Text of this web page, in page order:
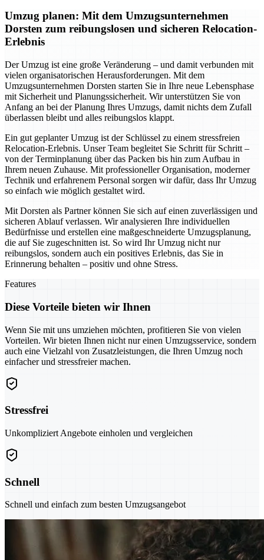
Umzug planen: Mit dem Umzugsunternehmen
Dorsten zum reibungslosen und sicheren Relocation-
Erlebnis
Der Umzug ist eine große Veränderung – und damit verbunden mit
vielen organisatorischen Herausforderungen. Mit dem
Umzugsunternehmen Dorsten starten Sie in Ihre neue Lebensphase
mit Sicherheit und Planungssicherheit. Wir unterstützen Sie von
Anfang an bei der Planung Ihres Umzugs, damit nichts dem Zufall
überlassen bleibt und alles reibungslos klappt.
Ein gut geplanter Umzug ist der Schlüssel zu einem stressfreien
Relocation-Erlebnis. Unser Team begleitet Sie Schritt für Schritt –
von der Terminplanung über das Packen bis hin zum Aufbau in
Ihrem neuen Zuhause. Mit professioneller Organisation, moderner
Technik und erfahrenem Personal sorgen wir dafür, dass Ihr Umzug
so einfach wie möglich gestaltet wird.
Mit Dorsten als Partner können Sie sich auf einen zuverlässigen und
sicheren Ablauf verlassen. Wir analysieren Ihre individuellen
Bedürfnisse und erstellen eine maßgeschneiderte Umzugsplanung,
die auf Sie zugeschnitten ist. So wird Ihr Umzug nicht nur
reibungslos, sondern auch ein positives Erlebnis, das Sie in
Erinnerung behalten – positiv und ohne Stress.
Features
Diese Vorteile bieten wir Ihnen
Wenn Sie mit uns umziehen möchten, profitieren Sie von vielen
Vorteilen. Wir bieten Ihnen nicht nur einen Umzugsservice, sondern
auch eine Vielzahl von Zusatzleistungen, die Ihren Umzug noch
einfacher und stressfreier machen.
Stressfrei
Unkompliziert Angebote einholen und vergleichen
Schnell
Schnell und einfach zum besten Umzugsangebot